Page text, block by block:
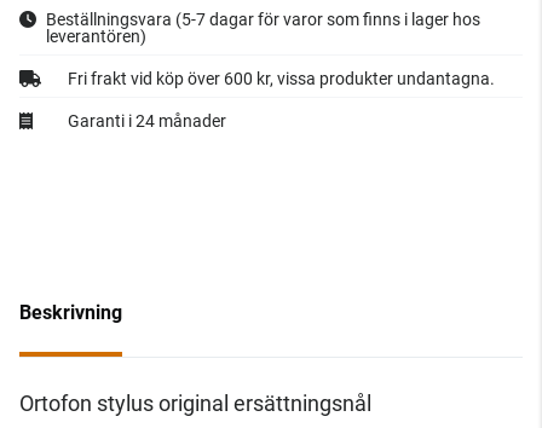
Beställningsvara (5-7 dagar för varor som finns i lager hos
leverantören)
Fri frakt vid köp över 600 kr, vissa produkter undantagna.
Garanti i 24 månader
Beskrivning
Ortofon stylus original ersättningsnål